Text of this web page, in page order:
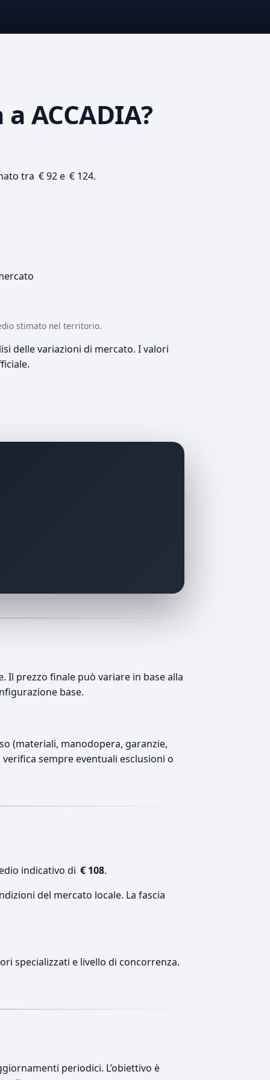
a ACCADIA?
tra € 92 e € 124.
stimato nel territorio.
delle variazioni di mercato. I valori
Il prezzo finale può variare in base alla
base.
(materiali, manodopera, garanzie,
sempre eventuali esclusioni o
indicativo di € 108.
del mercato locale. La fascia
specializzati e livello di concorrenza.
periodici. L’obiettivo è